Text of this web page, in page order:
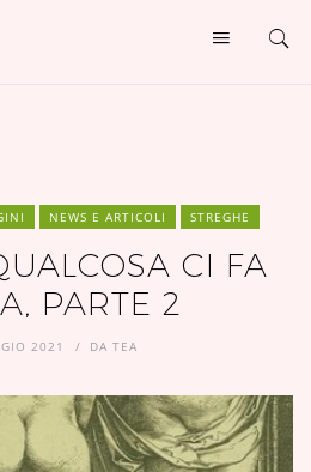
NEWS E ARTICOLI STREGHE
CI FA
PARTE 2
2021 DA TEA